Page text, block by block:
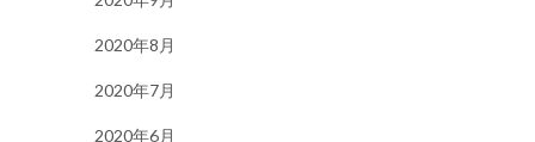
2020年8月
2020年7月
2020年6月